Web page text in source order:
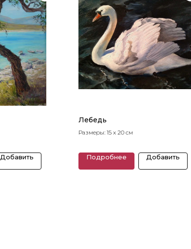
Добавить
Лебедь
Размеры: 15 x 20 см
Подробнее Добавить